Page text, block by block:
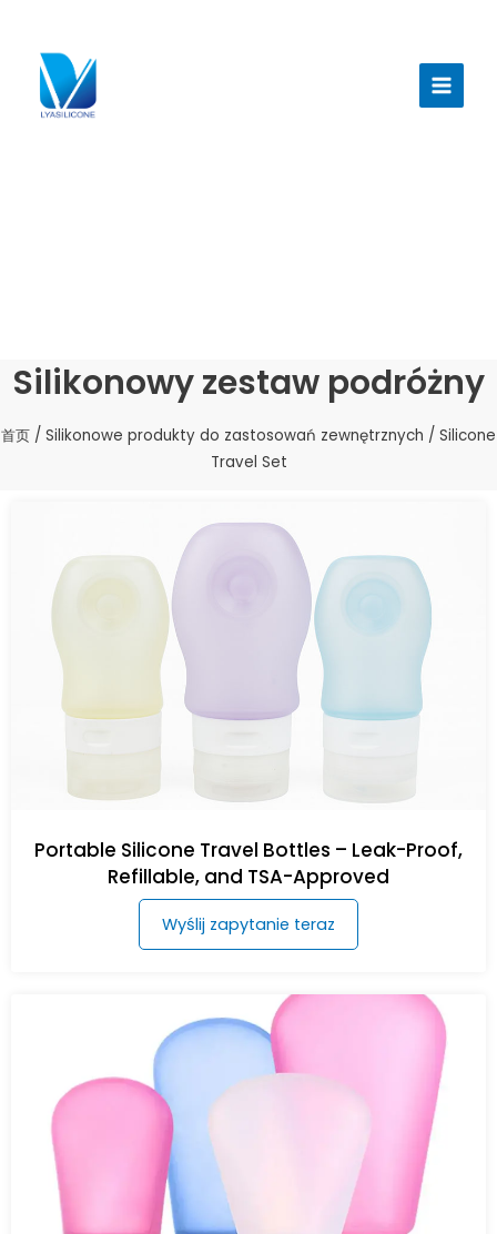
Silikonowy zestaw podróżny
首页 / Silikonowe produkty do zastosowań zewnętrznych / Silicone
Travel Set
Portable Silicone Travel Bottles – Leak-Proof,
Refillable, and TSA-Approved
Wyślij zapytanie teraz